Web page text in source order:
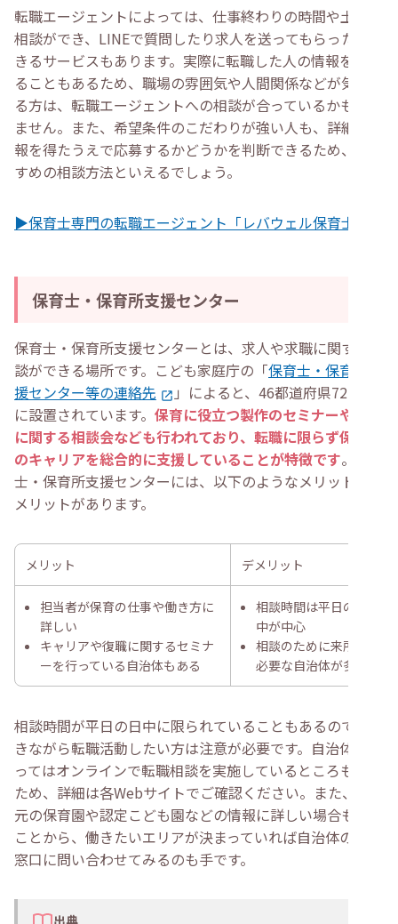
転職エージェントによっては、仕事終わりの時間や土日に
相談ができ、LINEで質問したり求人を送ってもらったりで
きるサービスもあります。実際に転職した人の情報を知れ
ることもあるため、職場の雰囲気や人間関係などが気にな
る方は、転職エージェントへの相談が合っているかもしれ
ません。また、希望条件のこだわりが強い人も、詳細な情
報を得たうえで応募するかどうかを判断できるため、おす
すめの相談方法といえるでしょう。
▶保育士専門の転職エージェント「レバウェル保育士」
保育士・保育所支援センター
保育士・保育所支援センターとは、求人や求職に関する相
談ができる場所です。こども家庭庁の「保育士・保育所支
援センター等の連絡先
」によると、46都道府県72か所
に設置されています。 保育に役立つ製作のセミナーや仕事
に関する相談会なども行われており、転職に限らず保育士
のキャリアを総合的に支援していることが特徴です。保育
士・保育所支援センターには、以下のようなメリット・デ
メリットがあります。
メリット デメリット
担当者が保育の仕事や働き方に
詳しい
キャリアや復職に関するセミナ
ーを行っている自治体もある
相談時間は平日の日
中が中心
相談のために来所が
必要な自治体が多い
相談時間が平日の日中に限られていることもあるので、働
きながら転職活動したい方は注意が必要です。自治体によ
ってはオンラインで転職相談を実施しているところもある
ため、詳細は各Webサイトでご確認ください。また、地
元の保育園や認定こども園などの情報に詳しい場合もある
ことから、働きたいエリアが決まっていれば自治体の相談
窓口に問い合わせてみるのも手です。